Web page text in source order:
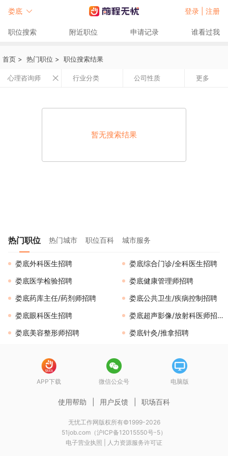
娄底 登录 | 注册
职位搜索 附近职位 申请记录 谁看过我
首页 > 热门职位 > 职位搜索结果
心理咨询师 行业分类 公司性质 更多
暂无搜索结果
热门职位 热门城市 职位百科 城市服务
娄底外科医生招聘
娄底综合门诊/全科医生招聘
娄底医学检验招聘
娄底健康管理师招聘
娄底药库主任/药剂师招聘
娄底公共卫生/疾病控制招聘
娄底眼科医生招聘
娄底超声影像/放射科医师招聘
娄底美容整形师招聘
娄底针灸/推拿招聘
APP下载 微信公众号 电脑版
使用帮助 用户反馈 职场百科
无忧工作网版权所有©1999-2026
51job.com（沪ICP备12015550号-5）
电子营业执照
人力资源服务许可证